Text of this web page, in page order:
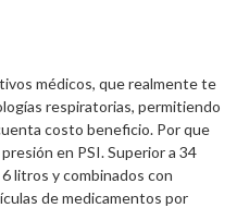
médicos, que realmente te
respiratorias, permitiendo
costo beneficio. Por que
en PSI. Superior a 34
litros y combinados con
de medicamentos por